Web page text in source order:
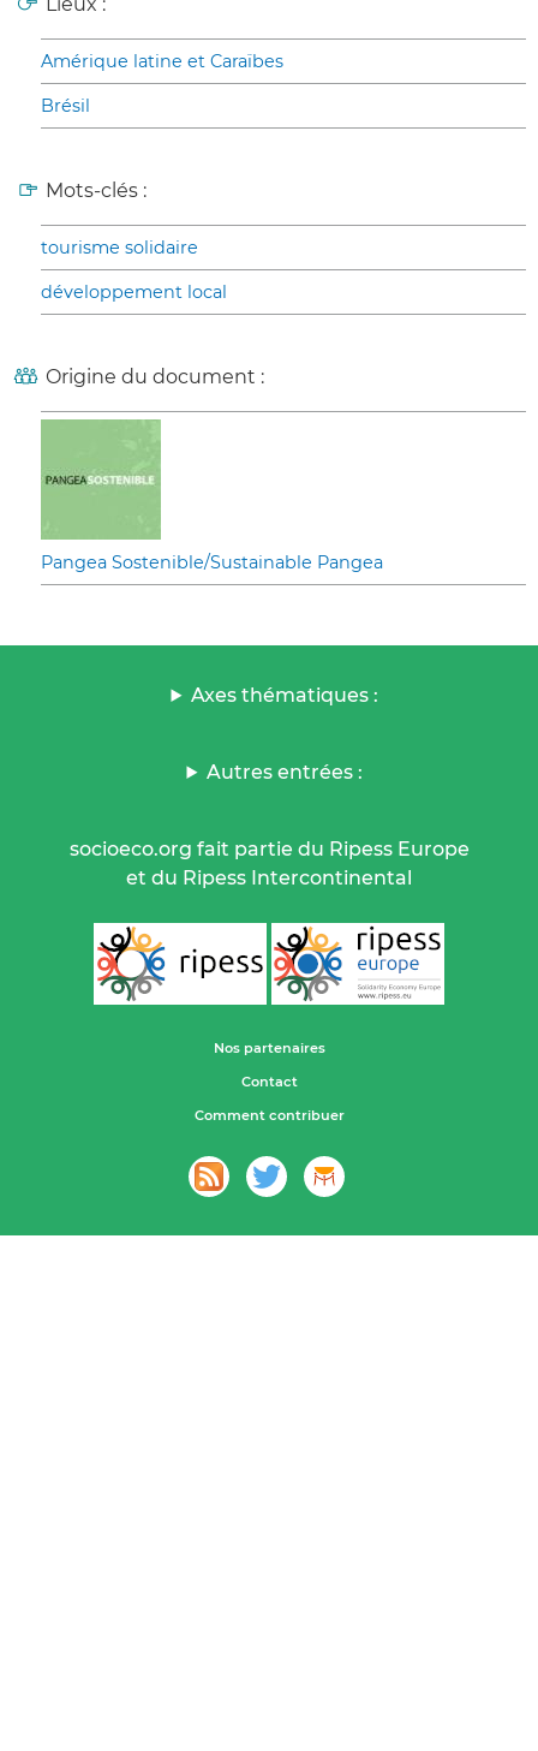
Amérique latine et Caraïbes
Brésil
Mots-clés :
tourisme solidaire
développement local
Origine du document :
Pangea Sostenible/Sustainable Pangea
Axes thématiques :
Autres entrées :
socioeco.org fait partie du Ripess Europe
et du Ripess Intercontinental
Nos partenaires
Contact
Comment contribuer